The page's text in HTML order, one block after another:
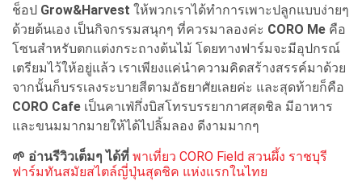
ช็อป Grow&Harvest ให้พวกเราได้ทำการเพาะปลูกแบบง่ายๆ
ด้วยต้นเอง เป็นกิจกรรมสนุกๆ ที่ควรมาลองค่ะ CORO Me คือ
โซนสำหรับตกแต่งกระถางต้นไม้ โดยทางฟาร์มจะมีอุปกรณ์
เตรียมไว้ให้อยู่แล้ว เราเพียงแค่นำความคิดสร้างสรรค์มาด้วย
จากนั้นก็บรรเลงระบายสีตามอัธยาศัยเลยค่ะ และสุดท้ายก็คือ
CORO Cafe เป็นคาเฟ่กึ่งบิสโทรบรรยากาศสุดชิล มีอาหาร
และขนมมากมายให้ได้ไปลิ้มลอง ดีงามมากๆ
🌱 อ่านรีวิวเต็มๆ ได้ที่ พาเที่ยว CORO Field สวนผึ้ง ราชบุรี
ฟาร์มทันสมัยสไตล์ญี่ปุ่นสุดชิค แห่งแรกในไทย